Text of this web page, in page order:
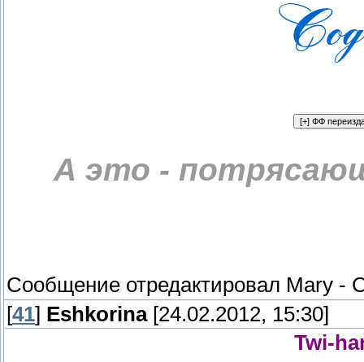
А это -
Сообщение отредактировал Mary -
[41] Eshkorina[24.02.2012, 15:30]
Twi-